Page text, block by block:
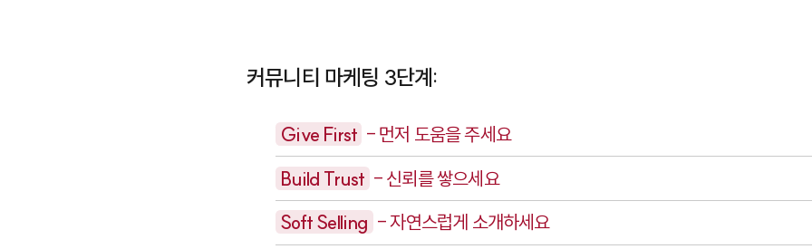
커뮤니티 마케팅 3단계:
Give First - 먼저 도움을 주세요
Build Trust - 신뢰를 쌓으세요
Soft Selling - 자연스럽게 소개하세요